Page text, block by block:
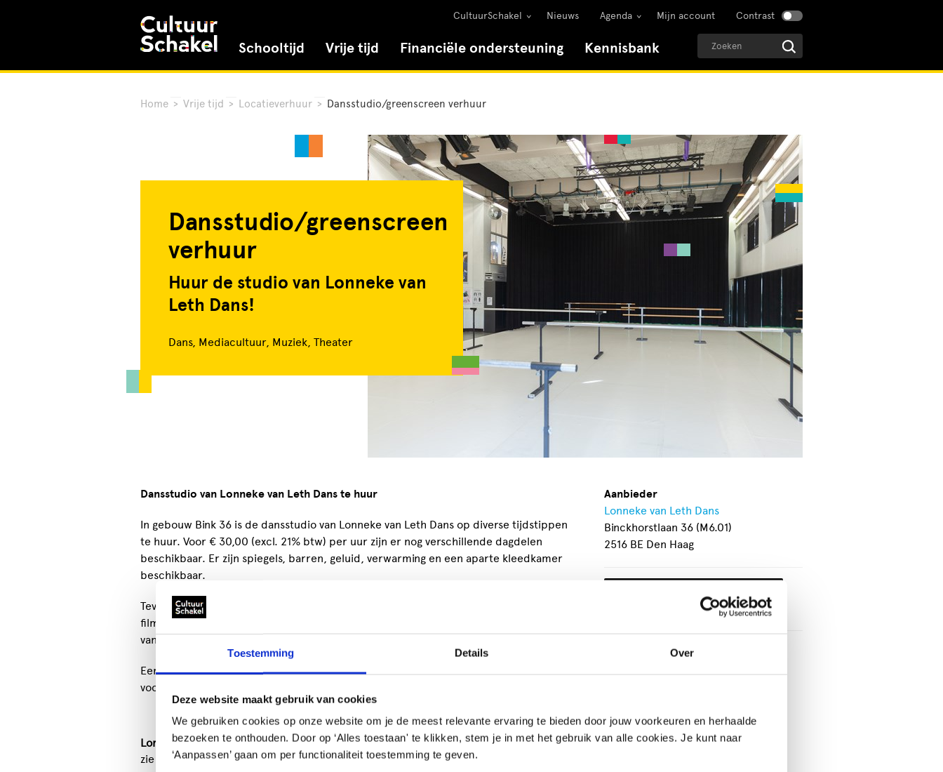
Toestemming Details Over
Deze website maakt gebruik van cookies
We gebruiken cookies op onze website om je de meest relevante ervaring te bieden door jouw voorkeuren en herhaalde
bezoeken te onthouden. Door op ‘Alles toestaan' te klikken, stem je in met het gebruik van alle cookies. Je kunt naar
‘Aanpassen’ gaan om per functionaliteit toestemming te geven.
CultuurSchakel Nieuws Agenda Mijn account Contrast
Schooltijd Vrije tijd Financiële ondersteuning Kennisbank
Home > Vrije tijd > Locatieverhuur > Dansstudio/greenscreen verhuur
Dansstudio/greenscreen
verhuur
Huur de studio van Lonneke van
Leth Dans!
Dans, Mediacultuur, Muziek, Theater
Dansstudio van Lonneke van Leth Dans te huur
In gebouw Bink 36 is de dansstudio van Lonneke van Leth Dans op diverse tijdstippen
te huur. Voor € 30,00 (excl. 21% btw) per uur zijn er nog verschillende dagdelen
beschikbaar. Er zijn spiegels, barren, geluid, verwarming en een aparte kleedkamer
beschikbaar.
Tevens kan de studio gehuurd worden voor het gebruik van een greenscreen om
filmpjes te maken. De kosten bedragen € 75,- per uur of € 250,- voor een dagdeel
van 4 uur.
Eerste 2 uur gratis parkeren. Neem contact met ons op om de mogelijkheden en
voorwaarden te bespreken.
Lonneke van Leth Dans
zie informatie op de website: www.lonnekevanleth.nl
Aanbieder
Lonneke van Leth Dans
Binckhorstlaan 36 (M6.01)
2516 BE Den Haag
Toon contactinformatie